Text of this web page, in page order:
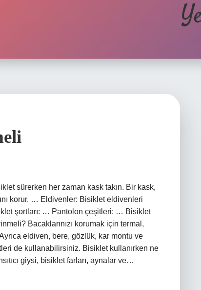
sürerken her zaman kask takın. Bir kask,
korur. … Eldivenler: Bisiklet eldivenleri
şortları: … Pantolon çeşitleri: … Bisiklet
Bacaklarınızı korumak için termal,
eldiven, bere, gözlük, kar montu ve
de kullanabilirsiniz. Bisiklet kullanırken ne
giysi, bisiklet farları, aynalar ve…